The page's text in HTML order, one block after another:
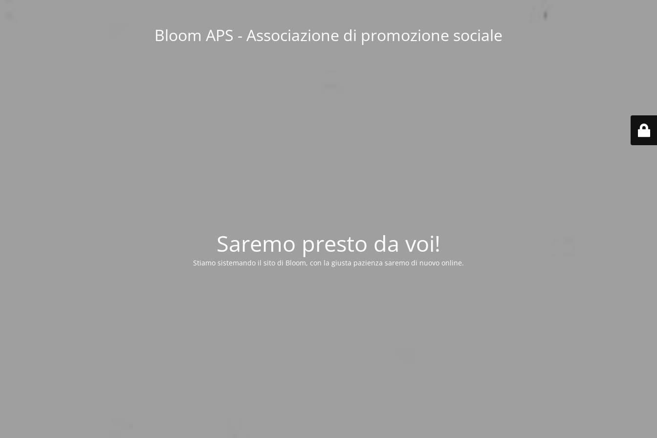
Bloom APS - Associazione di promozione sociale
Saremo presto da voi!
Stiamo sistemando il sito di Bloom, con la giusta pazienza saremo di nuovo online.